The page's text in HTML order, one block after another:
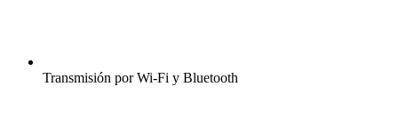
Transmisión por Wi-Fi y Bluetooth